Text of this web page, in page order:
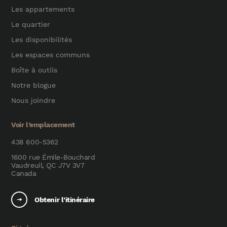
Les appartements
Le quartier
Les disponibilités
Les espaces communs
Boîte à outils
Notre blogue
Nous joindre
Voir l’emplacement
438 600-5362
1600 rue Émile-Bouchard
Vaudreuil, QC J7V 3V7
Canada
Obtenir l’itinéraire